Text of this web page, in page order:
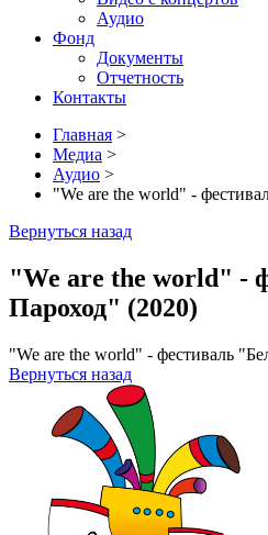
Аудио
Фонд
Документы
Отчетность
Контакты
Главная >
Медиа >
Аудио >
"We are the world" -
Вернуться назад
"We are the world" -
Пароход" (2020)
"We are the world" - фестиваль
Вернуться назад